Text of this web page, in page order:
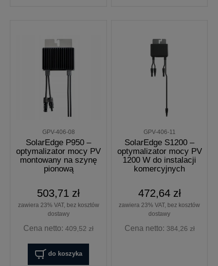
GPV-406-08
SolarEdge P950 –
optymalizator mocy PV
montowany na szynę
pionową
503,71 zł
zawiera 23% VAT, bez kosztów
dostawy
Cena netto:409,52 zł
do koszyka
GPV-406-11
SolarEdge S1200 –
optymalizator mocy PV
1200 W do instalacji
komercyjnych
472,64 zł
zawiera 23% VAT, bez kosztów
dostawy
Cena netto: 384,26 zł